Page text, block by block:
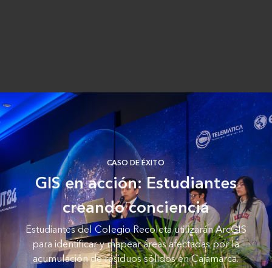
CASO DE ÉXITO
GIS en acción: Estudiantes
creando conciencia
Estudiantes del Colegio Recoleta utilizarán ArcGIS
para identificar y mapear áreas afectadas por la
acumulación de residuos sólidos en Cajamarca.